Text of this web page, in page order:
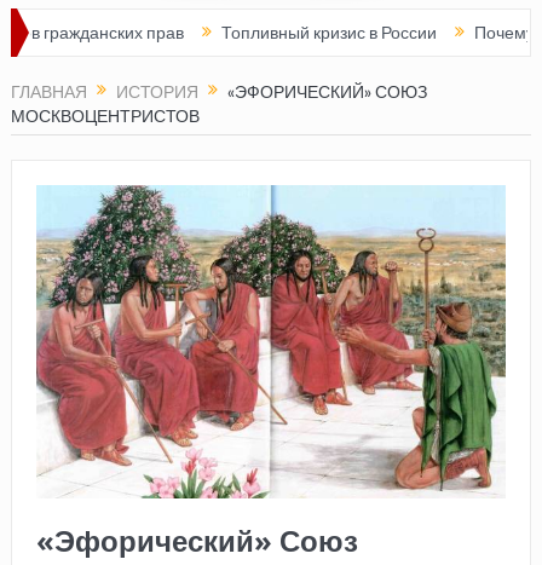
прав Топливный кризис в России Почему
ГЛАВНАЯ ИСТОРИЯ
«ЭФОРИЧЕСКИЙ» СОЮЗ
МОСКВОЦЕНТРИСТОВ
«Эфорический» Союз